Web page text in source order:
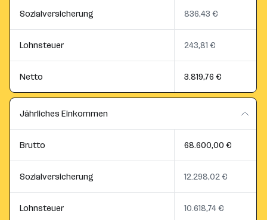
Sozialversicherung 836,43 €
Lohnsteuer 243,81 €
Netto 3.819,76 €
Jährliches Einkommen
Brutto 68.600,00 €
Sozialversicherung 12.298,02 €
Lohnsteuer 10.618,74 €